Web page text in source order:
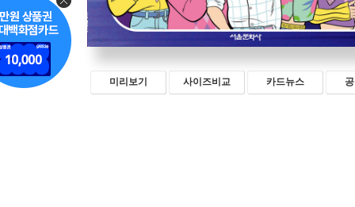
미리보기 사이즈비교 카드뉴스